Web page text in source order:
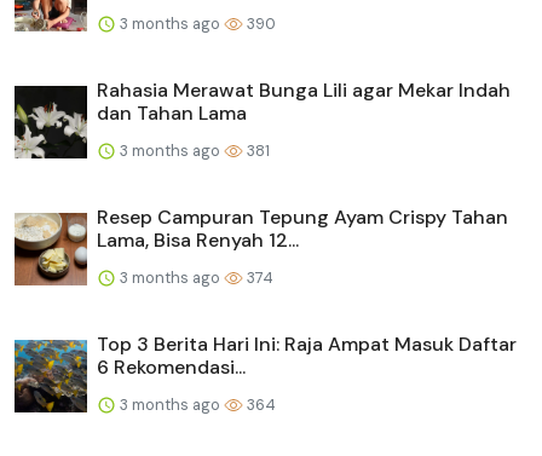
3 months ago 390
Rahasia Merawat Bunga Lili agar Mekar Indah
dan Tahan Lama
3 months ago 381
Resep Campuran Tepung Ayam Crispy Tahan
Lama, Bisa Renyah 12...
3 months ago 374
Top 3 Berita Hari Ini: Raja Ampat Masuk Daftar
6 Rekomendasi...
3 months ago 364